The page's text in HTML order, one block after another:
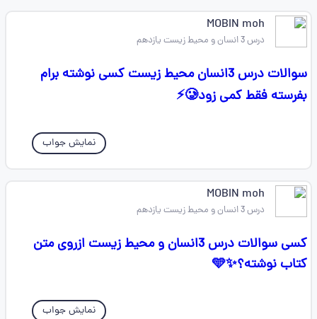
MOBIN moh
درس 3 انسان و محیط زیست یازدهم
سوالات درس 3انسان محیط زیست کسی نوشته برام
بفرسته فقط کمی زود🥲⚡
نمایش جواب
MOBIN moh
درس 3 انسان و محیط زیست یازدهم
کسی سوالات درس 3انسان و محیط زیست ازروی متن
کتاب نوشته؟✨🩵
نمایش جواب